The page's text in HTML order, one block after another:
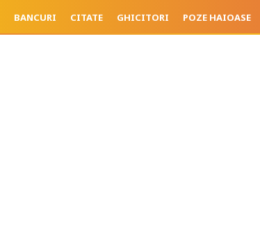
BANCURI CITATE GHICITORI POZE HAIOASE